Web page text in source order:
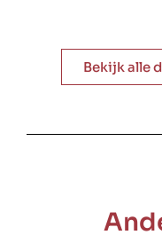
Bekijk alle